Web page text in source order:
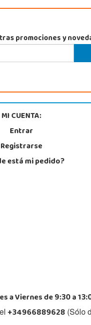
promociones y
MI CUENTA:
Entrar
Registrarse
está mi pedido?
a Viernes de 9:30 a
+34966889628 (Sólo